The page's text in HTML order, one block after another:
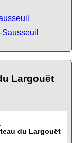
Largouët
du Largouët